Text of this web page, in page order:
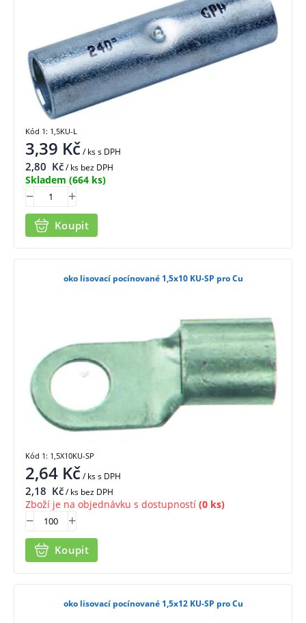
3,39 Kč/ kss DPH
2,80 Kč/ ks bez DPH
Skladem (664 ks)
Koupit
Kód 1: 1,5KU-L
oko lisovací pocínované 1,5x10 KU-SP pro Cu
2,64 Kč/ kss DPH
2,18 Kč/ ks bez DPH
Zboží je na objednávku s dostupností (0 ks)
Koupit
Kód 1: 1,5X10KU-SP
oko lisovací pocínované 1,5x12 KU-SP pro Cu